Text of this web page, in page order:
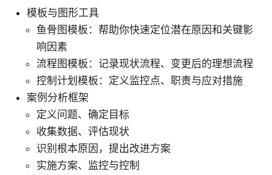
模板与图形工具
鱼骨图模板：帮助你快速定位潜在原因和关键影
响因素
流程图模板：记录现状流程、变更后的理想流程
控制计划模板：定义监控点、职责与应对措施
案例分析框架
定义问题、确定目标
收集数据、评估现状
识别根本原因，提出改进方案
实施方案、监控与控制